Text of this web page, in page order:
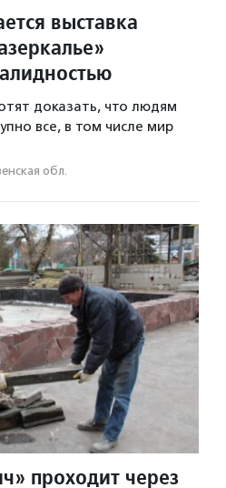
выставка
доказать, что людям
все, в том числе мир
обл.
проходит через